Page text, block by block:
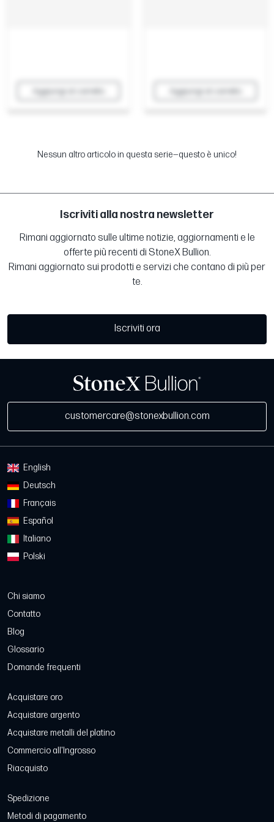
Aggiungi al carrello Aggiungi al carrello
Nessun altro articolo in questa serie—questo è unico!
Iscriviti alla nostra newsletter
Rimani aggiornato sulle ultime notizie, aggiornamenti e le
offerte più recenti di StoneX Bullion.
Rimani aggiornato sui prodotti e servizi che contano di più per
te.
Iscriviti ora
customercare@stonexbullion.com
English
Deutsch
Français
Español
Italiano
Polski
Chi siamo
Contatto
Blog
Glossario
Domande frequenti
Acquistare oro
Acquistare argento
Acquistare metalli del platino
Commercio all'Ingrosso
Riacquisto
Spedizione
Metodi di pagamento